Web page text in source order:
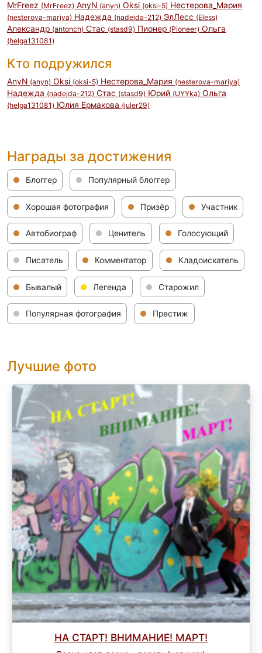
MrFreez (MrFreez) AnyN (anyn) Oksi (oksi-5) Нестерова_Мария
(nesterova-mariya) Надежда (nadejda-212) ЭлЛесс (Eless)
Александр (antonch) Стас (stasd9) Пионер (Pioneer) Ольга
(helga131081)
Кто подружился
AnyN (anyn) Oksi (oksi-5) Нестерова_Мария (nesterova-mariya)
Надежда (nadejda-212) Стас (stasd9) Юрий (UYYka) Ольга
(helga131081) Юлия Ермакова (juler29)
Награды за достижения
Блоггер Популярный блоггер
Хорошая фотография Призёр Участник
Автобиограф Ценитель Голосующий
Писатель Комментатор Кладоискатель
Бывалый Легенда Старожил
Популярная фотография Престиж
Лучшие фото
НА СТАРТ! ВНИМАНИЕ! МАРТ!